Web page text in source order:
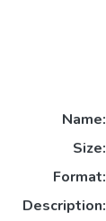
Name:
Size:
Format:
Description: